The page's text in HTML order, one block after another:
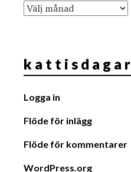
Arkiv
k a t t i s d a g a r
Logga in
Flöde för inlägg
Flöde för kommentarer
WordPress.org